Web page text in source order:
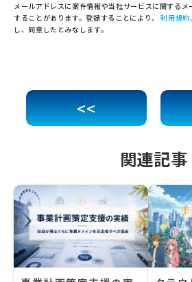
メールアドレスに案件情報や当社サービスに関する
することがあります。登録することにより、利用規約
し、同意したとみなします。
<<
関連記事